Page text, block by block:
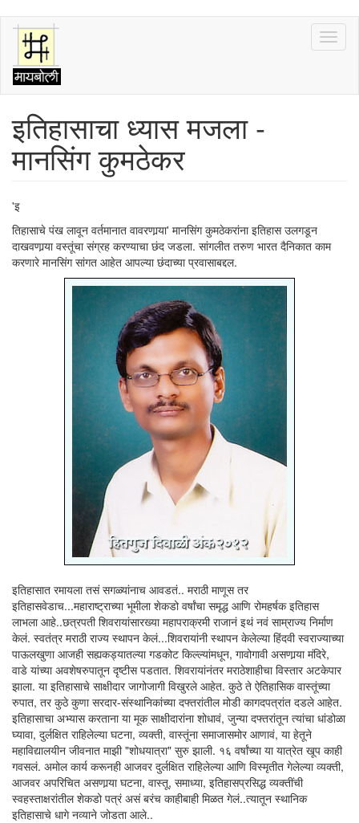
Skip
main
content
इतिहासाचा ध्यास मजला -
मानसिंग कुमठेकर
'इ
तिहासाचे पंख लावून वर्तमानात वावरणार्‍या' मानसिंग कुमठेकरांना इतिहास उलगडून
दाखवणार्‍या वस्तूंचा संग्रह करण्याचा छंद जडला. सांगलीत तरुण भारत दैनिकात काम
करणारे मानसिंग सांगत आहेत आपल्या छंदाच्या प्रवासाबद्दल.
इतिहासात रमायला तसं सगळ्यांनाच आवडतं.. मराठी माणूस तर
इतिहासवेडाच...महाराष्ट्राच्या भूमीला शेकडो वर्षांचा समृद्ध आणि रोमहर्षक इतिहास
लाभला आहे..छत्रपती शिवरायांसारख्या महापराक्रमी राजानं इथं नवं साम्राज्य निर्माण
केलं. स्वतंत्र मराठी राज्य स्थापन केलं...शिवरायांनी स्थापन केलेल्या हिंदवी स्वराज्याच्या
पाऊलखुणा आजही सह्यकड्यातल्या गडकोट किल्ल्यांमधून, गावोगावी असणार्‍या मंदिरे,
वाडे यांच्या अवशेषरुपातून दृष्टीस पडतात. शिवरायांनंतर मराठेशाहीचा विस्तार अटकेपार
झाला. या इतिहासाचे साक्षीदार जागोजागी विखुरले आहेत. कुठे ते ऐतिहासिक वास्तूंच्या
रुपात, तर कुठे कुणा सरदार-संस्थानिकांच्या दफ्तरांतील मोडी कागदपत्रांत दडले आहेत.
इतिहासाचा अभ्यास करताना या मूक साक्षीदारांना शोधावं, जुन्या दफ्तरांतून त्यांचा धांडोळा
घ्यावा, दुर्लक्षित राहिलेल्या घटना, व्यक्ती, वास्तूंना समाजासमोर आणावं, या हेतूने
महाविद्यालयीन जीवनात माझी "शोधयात्रा" सुरु झाली. १६ वर्षांच्या या यात्रेत खूप काही
गवसलं. अमोल कार्य करूनही आजवर दुर्लक्षित राहिलेल्या आणि विस्मृतीत गेलेल्या व्यक्ती,
आजवर अपरिचित असणार्‍या घटना, वास्तू, समाध्या, इतिहासप्रसिद्ध व्यक्तींची
स्वहस्ताक्षरांतील शेकडो पत्रं असं बरंच काहीबाही मिळत गेलं..त्यातून स्थानिक
इतिहासाचे धागे नव्याने जोडता आले..